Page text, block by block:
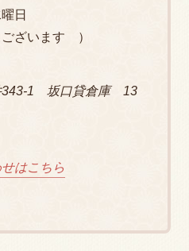
日
ざいます ）
343-1 坂口貸倉庫 13
はこちら